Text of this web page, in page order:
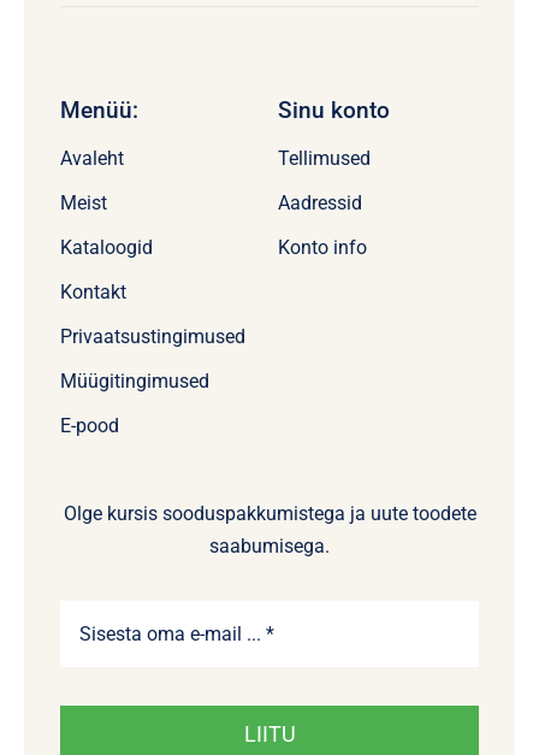
Menüü:
Avaleht
Meist
Kataloogid
Kontakt
Privaatsustingimused
Müügitingimused
E-pood
Sinu konto
Tellimused
Aadressid
Konto info
Olge kursis sooduspakkumistega ja uute toodete
saabumisega.
LIITU